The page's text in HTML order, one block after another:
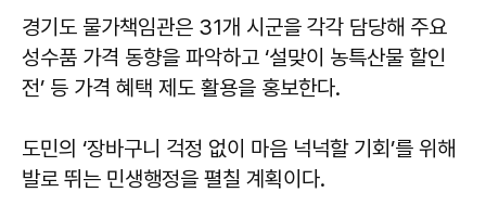
경기도 물가책임관은 31개 시군을 각각 담당해 주요
성수품 가격 동향을 파악하고 ‘설맞이 농특산물 할인
전’ 등 가격 혜택 제도 활용을 홍보한다.
도민의 ‘장바구니 걱정 없이 마음 넉넉할 기회’를 위해
발로 뛰는 민생행정을 펼칠 계획이다.